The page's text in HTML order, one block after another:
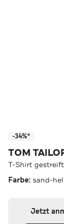
-34%*
TOM
T-Shirt gestreift
Farbe: sand-
Jetzt